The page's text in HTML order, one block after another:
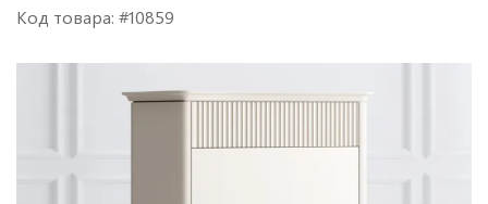
Код товара: #10859